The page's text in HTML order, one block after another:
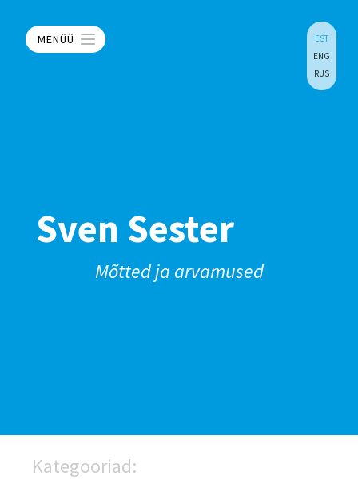
MENÜÜ
EST
ENG
RUS
Sven Sester
Mõtted ja arvamused
Kategooriad: